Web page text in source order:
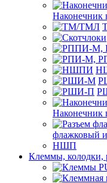
Наконечник
Наконечник
флажковый
НШП
Клеммы, колодки,